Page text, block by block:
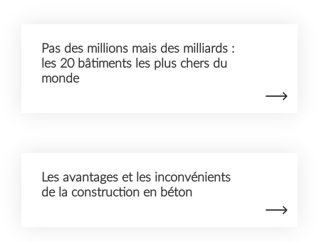
Pas des millions mais des milliards :
les 20 bâtiments les plus chers du
monde
Les avantages et les inconvénients
de la construction en béton